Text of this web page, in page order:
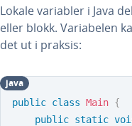
Lokale variabler i Java
eller blokk. Variabelen
det ut i praksis:
public class Main {
public static
java